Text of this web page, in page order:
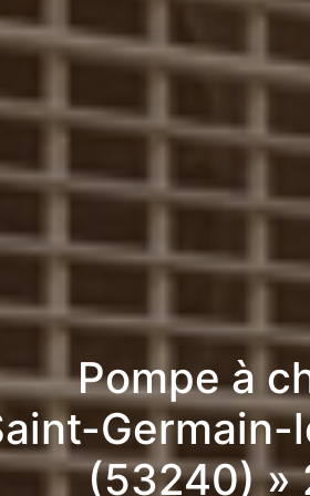
Pompe à
(53240) »